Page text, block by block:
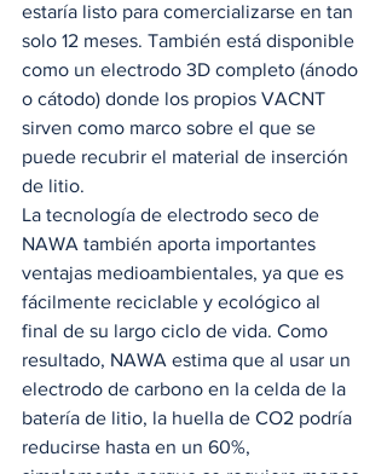
estaría listo para comercializarse en tan
solo 12 meses. También está disponible
como un electrodo 3D completo (ánodo
o cátodo) donde los propios VACNT
sirven como marco sobre el que se
puede recubrir el material de inserción
de litio.
La tecnología de electrodo seco de
NAWA también aporta importantes
ventajas medioambientales, ya que es
fácilmente reciclable y ecológico al
final de su largo ciclo de vida. Como
resultado, NAWA estima que al usar un
electrodo de carbono en la celda de la
batería de litio, la huella de CO2 podría
reducirse hasta en un 60%,